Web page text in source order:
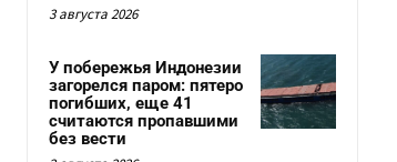
3 августа 2026
У побережья Индонезии
загорелся паром: пятеро
погибших, еще 41
считаются пропавшими
без вести